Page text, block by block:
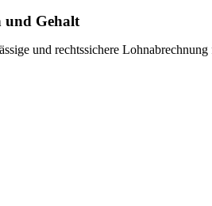
und Gehalt
und rechtssichere